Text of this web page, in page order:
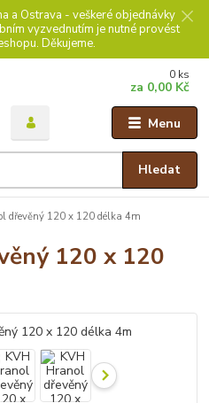
a Ostrava - veškeré objednávky
vyzvednutím je nutné provést
Děkujeme.
Menu
Hledat
0 ks
za 0,00 Kč
dřevěný 120 x 120 délka 4m
120 x 120